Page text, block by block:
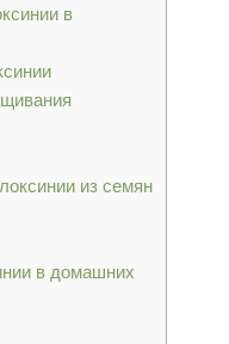
в
из семян
в домашних